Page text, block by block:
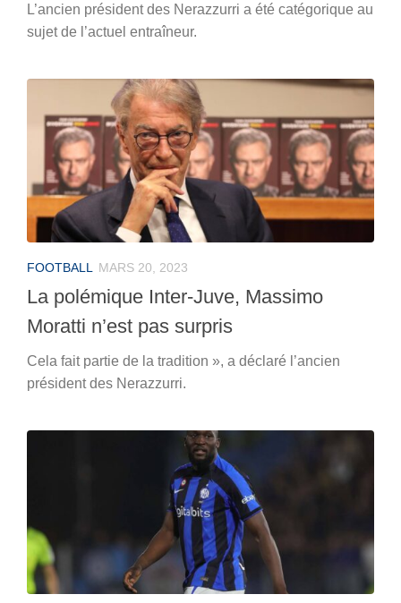
L’ancien président des Nerazzurri a été catégorique au
sujet de l’actuel entraîneur.
FOOTBALL MARS 20, 2023
La polémique Inter-Juve, Massimo
Moratti n’est pas surpris
Cela fait partie de la tradition », a déclaré l’ancien
président des Nerazzurri.